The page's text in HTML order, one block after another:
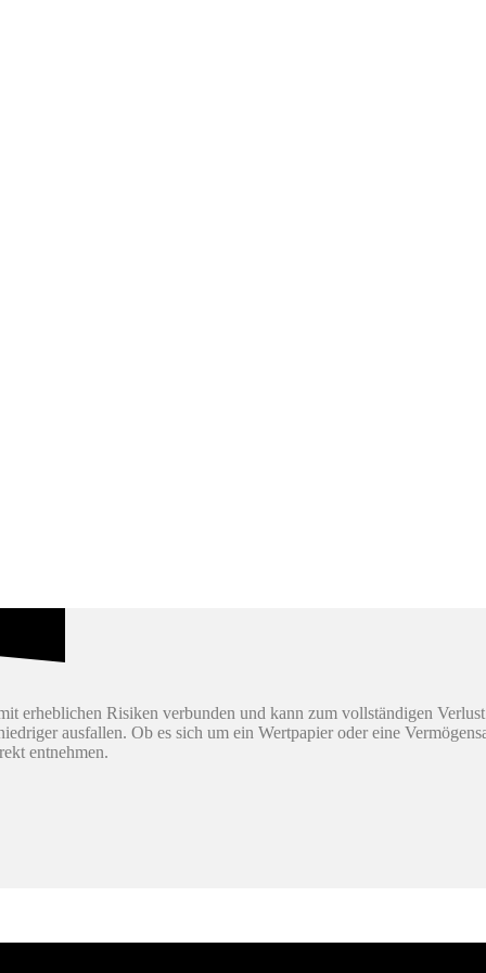
erheblichen Risiken verbunden und kann zum vollständigen
ausfallen. Ob es sich um ein Wertpapier oder eine
entnehmen.